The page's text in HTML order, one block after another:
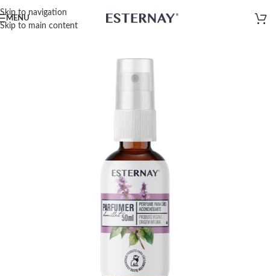
Skip to navigation
Skip to main content
MENU